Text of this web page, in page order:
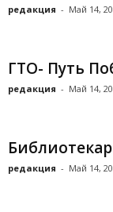
редакция - Май 14,
ГТО- Путь
редакция - Май 14,
редакция - Май 14,